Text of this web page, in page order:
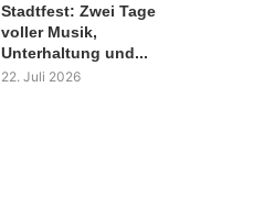
Stadtfest: Zwei Tage
voller Musik,
Unterhaltung und...
22. Juli 2026